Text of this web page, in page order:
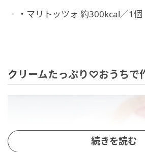
・マリトッツォ 約300kcal／1個
クリームたっぷり♡おうちで
続きを読む